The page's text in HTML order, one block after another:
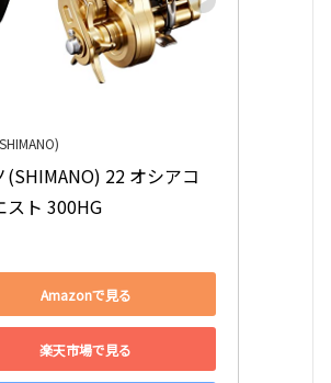
(SHIMANO) 22 オシアコ
スト 300HG
Amazonで見る
楽天市場で見る